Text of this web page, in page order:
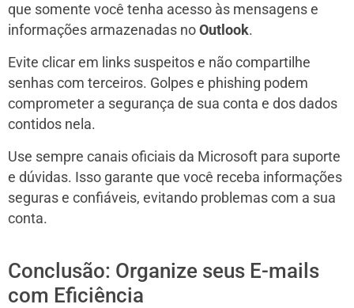
que somente você tenha acesso às mensagens e
informações armazenadas no Outlook.
Evite clicar em links suspeitos e não compartilhe
senhas com terceiros. Golpes e phishing podem
comprometer a segurança de sua conta e dos dados
contidos nela.
Use sempre canais oficiais da Microsoft para suporte
e dúvidas. Isso garante que você receba informações
seguras e confiáveis, evitando problemas com a sua
conta.
Conclusão: Organize seus E-mails
com Eficiência